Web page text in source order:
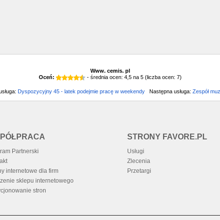
Www. cemis. pl
Oceń:
- średnia ocen: 4,5na 5(liczba ocen: 7)
Dyspozycyjny 45 - latek podejmie pracę w weekendyNastępna usługa: Zespół
Partnerski
internetowe dla firm
sklepu internetowego
stron
STRONY FAVORE.PL
Usługi
Zlecenia
Przetargi